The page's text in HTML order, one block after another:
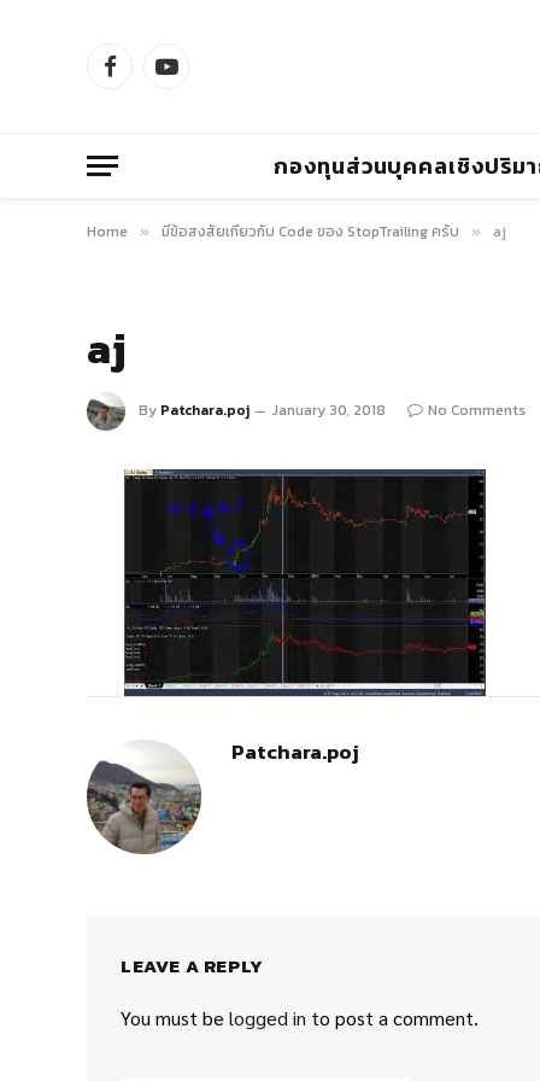
FacebookYouTube
กองทุนส่วนบุคคลเชิงปริม
Home » มีข้อสงสัยเกี่ยวกับ Code ของ StopTrailing ครับ » aj
aj
By Patchara.poj January 30, 2018 No Comments
Patchara.poj
LEAVE A REPLY
You must be logged in to post a comment.